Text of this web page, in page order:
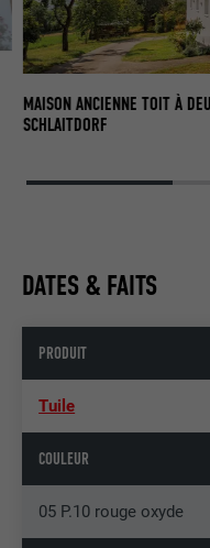
MAISON ANCIENNE TOIT À
SCHLAITDORF
DATES & FAITS
PRODUIT
Tuile
COULEUR
05 P.10 rouge oxyde